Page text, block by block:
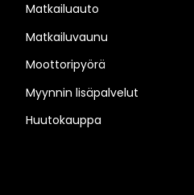
Matkailuauto
Matkailuvaunu
Moottoripyörä
Myynnin lisäpalvelut
Huutokauppa